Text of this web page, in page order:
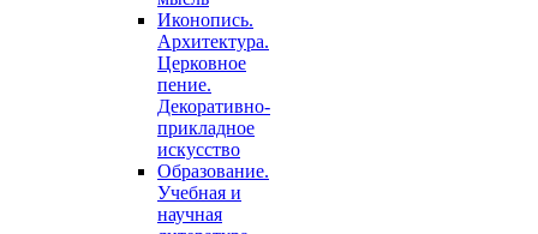
Иконопись.
Архитектура.
Церковное
пение.
Декоративно-
прикладное
искусство
Образование.
Учебная и
научная